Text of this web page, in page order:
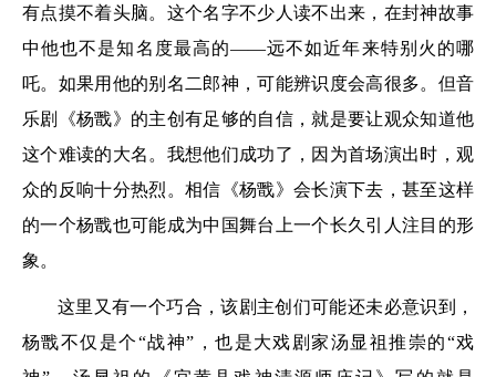
有点摸不着头脑。这个名字不少人读不出来，在封神故事
中他也不是知名度最高的——远不如近年来特别火的哪
吒。如果用他的别名二郎神，可能辨识度会高很多。但音
乐剧《杨戬》的主创有足够的自信，就是要让观众知道他
这个难读的大名。我想他们成功了，因为首场演出时，观
众的反响十分热烈。相信《杨戬》会长演下去，甚至这样
的一个杨戬也可能成为中国舞台上一个长久引人注目的形
象。
这里又有一个巧合，该剧主创们可能还未必意识到，
杨戬不仅是个“战神”，也是大戏剧家汤显祖推崇的“戏